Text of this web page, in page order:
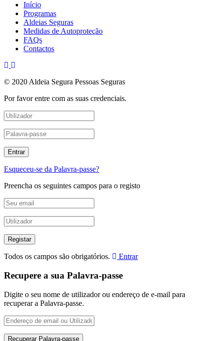
Início
Programas
Aldeias Seguras
Medidas de Autoproteção
FAQs
Contactos
© 2020 Aldeia Segura Pessoas Seguras
Por favor entre com as suas credenciais.
Esqueceu-se da Palavra-passe?
Preencha os seguintes campos para o registo
Todos os campos são obrigatórios. Entrar
Recupere a sua Palavra-passe
Digite o seu nome de utilizador ou endereço de e-mail para
recuperar a Palavra-passe.